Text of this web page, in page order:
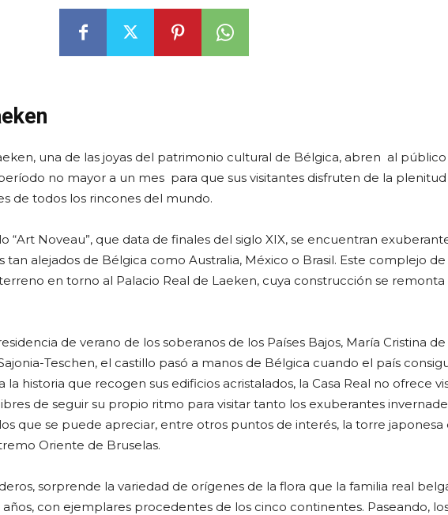
una de las joyas del patrimonio cultural de Bélgica, abren al público
no mayor a un mes para que sus visitantes disfruten de la plenitud
de todos los rincones del mundo.
“Art Noveau”, que data de finales del siglo XIX, se encuentran
alejados de Bélgica como Australia, México o Brasil. Este complejo de
en torno al Palacio Real de Laeken, cuya construcción se remonta
de verano de los soberanos de los Países Bajos, María Cristina de
Teschen, el castillo pasó a manos de Bélgica cuando el país
la historia que recogen sus edificios acristalados, la Casa Real no ofrece
de seguir su propio ritmo para visitar tanto los exuberantes
que se puede apreciar, entre otros puntos de interés, la torre japonesa
Oriente de Bruselas.
sorprende la variedad de orígenes de la flora que la familia real
con ejemplares procedentes de los cinco continentes. Paseando,